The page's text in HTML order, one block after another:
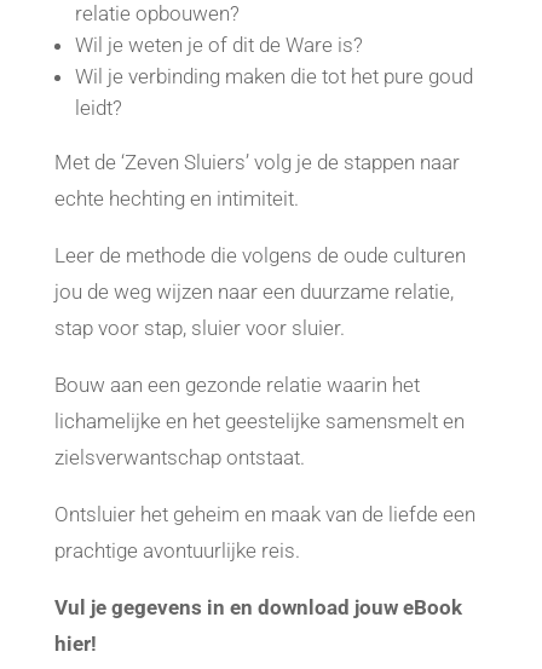
relatie opbouwen?
Wil je weten je of dit de Ware is?
Wil je verbinding maken die tot het pure goud
leidt?
Met de ‘Zeven Sluiers’ volg je de stappen naar
echte hechting en intimiteit.
Leer de methode die volgens de oude culturen
jou de weg wijzen naar een duurzame relatie,
stap voor stap, sluier voor sluier.
Bouw aan een gezonde relatie waarin het
lichamelijke en het geestelijke samensmelt en
zielsverwantschap ontstaat.
Ontsluier het geheim en maak van de liefde een
prachtige avontuurlijke reis.
Vul je gegevens in en download jouw eBook
hier!